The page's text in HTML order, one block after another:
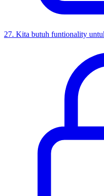
27. Kita butuh funtionality